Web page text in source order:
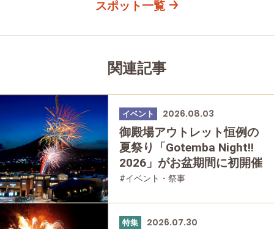
スポット一覧
関連記事
イベント 2026.08.03
御殿場アウトレット恒例の
夏祭り「Gotemba Night!!
2026」がお盆期間に初開催
#イベント・祭事
特集 2026.07.30